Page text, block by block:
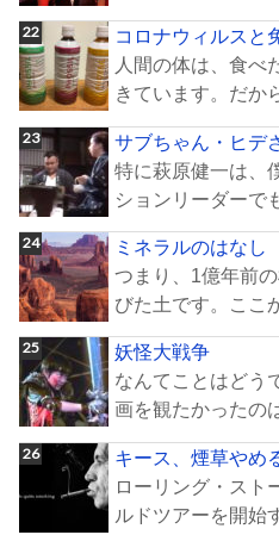
コロナウィルスと
人間の体は、食べ
きています。だか
サブちゃん・ヒデ
特に萩原健一は、
ションリーダーで
ミネラルのはなし
つまり、1億年前
びた土です。ここ
妖怪大戦争
なんてことはどう
画を観たかったの
キース、煙草やめ
ローリング・スト
ルドツアーを開始